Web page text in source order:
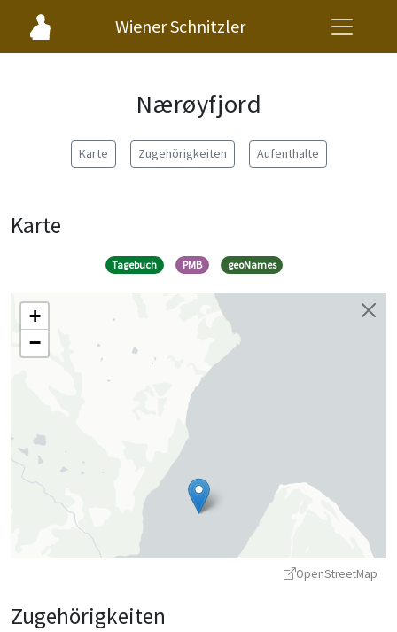
Wiener Schnitzler
Nærøyfjord
Karte Zugehörigkeiten Aufenthalte
Karte
Tagebuch PMB geoNames
+
−
OpenStreetMap
Zugehörigkeiten